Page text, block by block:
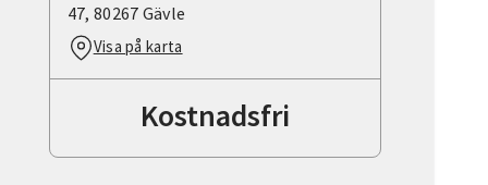
47, 80267 Gävle
Visa på karta
Kostnadsfri